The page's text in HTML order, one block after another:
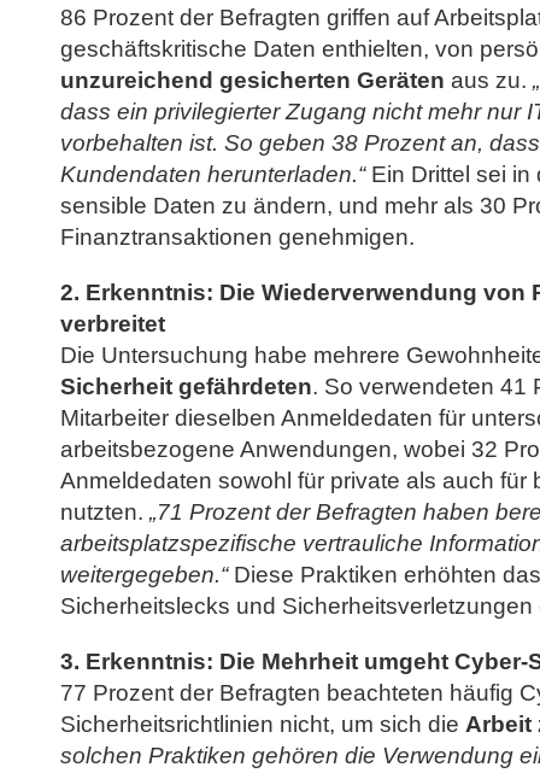
86 Prozent der Befragten griffen auf
geschäftskritische Daten enthielten, von
unzureichend gesicherten Geräten aus zu.
dass ein privilegierter Zugang nicht mehr nur
vorbehalten ist. So geben 38 Prozent an,
Kundendaten herunterladen.“Ein Drittel sei in
sensible Daten zu ändern, und mehr als 30
Finanztransaktionen genehmigen.
2. Erkenntnis: Die Wiederverwendung von
verbreitet
Die Untersuchung habe mehrere
Sicherheit gefährdeten. So verwendeten 41
Mitarbeiter dieselben Anmeldedaten für
arbeitsbezogene Anwendungen, wobei 32
Anmeldedaten sowohl für private als auch für
nutzten. „71 Prozent der Befragten haben
arbeitsplatzspezifische vertrauliche
weitergegeben.“Diese Praktiken erhöhten
Sicherheitslecks und Sicherheitsverletzungen
3. Erkenntnis: Die Mehrheit umgeht
77 Prozent der Befragten beachteten häufig
Sicherheitsrichtlinien nicht, um sich die Arbeit
solchen Praktiken gehören die Verwendung